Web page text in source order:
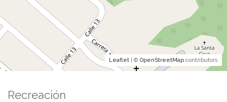
Recreación
Leaflet | © OpenStreetMap contributors